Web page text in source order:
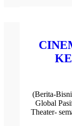
(Berita-
Global
Theater-